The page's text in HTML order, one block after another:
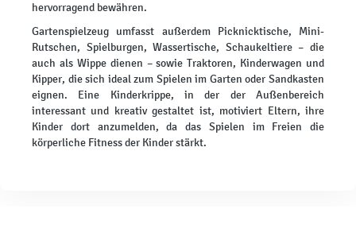
hervorragend bewähren.
Gartenspielzeug umfasst außerdem Picknicktische, Mini-
Rutschen, Spielburgen, Wassertische, Schaukeltiere – die
auch als Wippe dienen – sowie Traktoren, Kinderwagen und
Kipper, die sich ideal zum Spielen im Garten oder Sandkasten
eignen. Eine Kinderkrippe, in der der Außenbereich
interessant und kreativ gestaltet ist, motiviert Eltern, ihre
Kinder dort anzumelden, da das Spielen im Freien die
körperliche Fitness der Kinder stärkt.